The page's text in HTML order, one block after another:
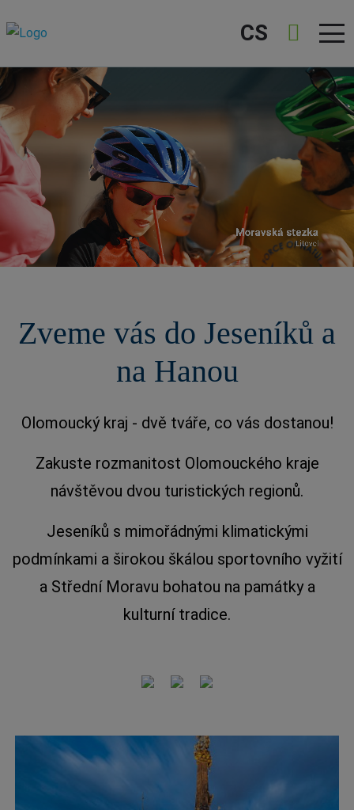
CS
Zveme vás do Jeseníků a
na Hanou
Olomoucký kraj - dvě tváře, co vás dostanou!
Zakuste rozmanitost Olomouckého kraje
návštěvou dvou turistických regionů.
Jeseníků s mimořádnými klimatickými
podmínkami a širokou škálou sportovního vyžití
a Střední Moravu bohatou na památky a
kulturní tradice.